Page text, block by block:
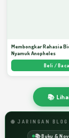
Membongkar Rahasia
Nyamuk Anopheles
Beli / Baca
📚
🌐 JARINGAN
📚 Buku &